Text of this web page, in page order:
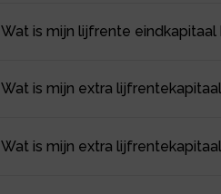
Wat is mijn lijfrente
Wat is mijn extra
Wat is mijn extra